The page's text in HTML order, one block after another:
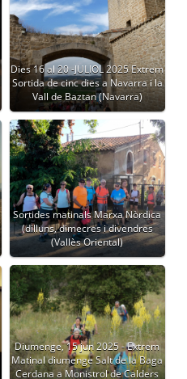
Dies 16 al 20 -JULIOL 2025 Extrem
Sortida de cinc dies a Navarra i la
Vall de Baztan (Navarra)
Sortides matinals Marxa Nòrdica
(dilluns, dimecres i divendres
(Vallès Oriental)
Diumenge, 15 jun 2025 - Extrem
Matinal diumenge Salt de la Baga
Cerdana a Monistrol de Calders